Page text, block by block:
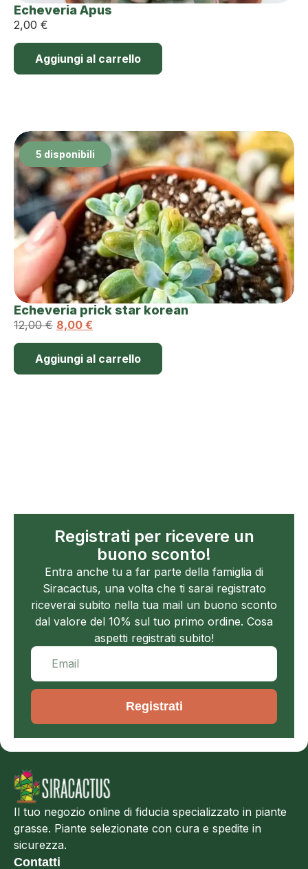
Echeveria Apus
2,00 €
Aggiungi al carrello
5 disponibili
Echeveria prick star korean
12,00€ 8,00 €
Aggiungi al carrello
Registrati per ricevere un
buono sconto!
Entra anche tu a far parte della famiglia di
Siracactus, una volta che ti sarai registrato
riceverai subito nella tua mail un buono sconto
dal valore del 10% sul tuo primo ordine. Cosa
aspetti registrati subito!
Registrati
Il tuo negozio online di fiducia specializzato in piante
grasse. Piante selezionate con cura e spedite in
sicurezza.
Contatti